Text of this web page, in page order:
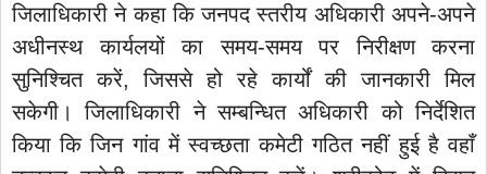
जिलाधिकारी ने कहा कि जनपद स्तरीय अधिकारी अपने-अपने
अधीनस्थ कार्यलयों का समय-समय पर निरीक्षण करना
सुनिश्चित करें, जिससे हो रहे कार्यों की जानकारी मिल
सकेगी। जिलाधिकारी ने सम्बन्धित अधिकारी को निर्देशित
किया कि जिन गांव में स्वच्छता कमेटी गठित नहीं हुई है वहाँ